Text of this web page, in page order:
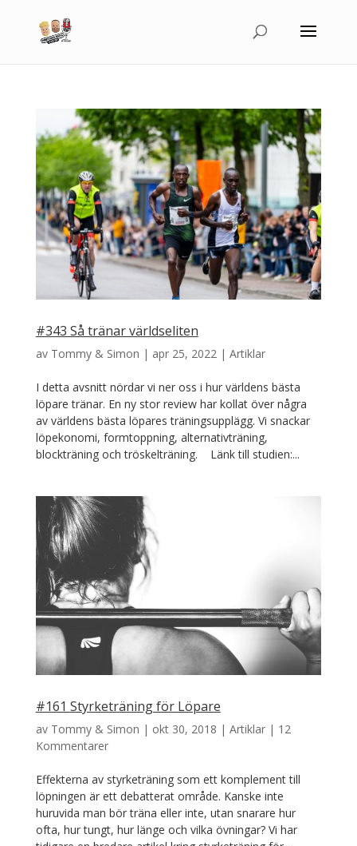
#343 Så tränar världseliten
av Tommy & Simon | apr 25, 2022| Artiklar
I detta avsnitt nördar vi ner oss i hur världens bästa
löpare tränar. En ny stor review har kollat över några
av världens bästa löpares träningsupplägg. Vi snackar
löpekonomi, formtoppning, alternativträning,
blockträning och tröskelträning. Länk till studien:...
#161 Styrketräning för Löpare
av Tommy & Simon | okt 30, 2018 | Artiklar| 12
Kommentarer
Effekterna av styrketräning som ett komplement till
löpningen är ett debatterat område. Kanske inte
huruvida man bör träna eller inte, utan snarare hur
ofta, hur tungt, hur länge och vilka övningar? Vi har